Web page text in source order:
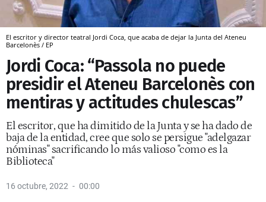
El escritor y director teatral Jordi Coca, que acaba de dejar la Junta del Ateneu
Barcelonès / EP
Jordi Coca: “Passola no puede
presidir el Ateneu Barcelonès con
mentiras y actitudes chulescas”
El escritor, que ha dimitido de la Junta y se ha dado de
baja de la entidad, cree que solo se persigue "adelgazar
nóminas" sacrificando lo más valioso "como es la
Biblioteca"
16 octubre, 2022 00:00